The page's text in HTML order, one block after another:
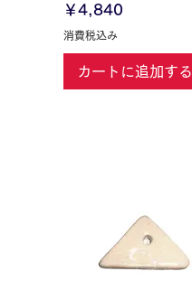
価格
￥4,840
消費税込み
カートに追加する